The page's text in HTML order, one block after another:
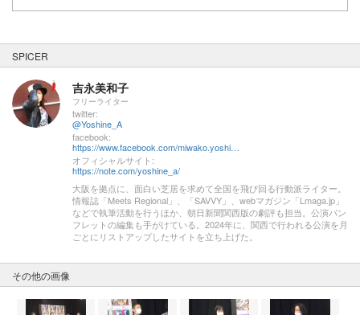
SPICER
吉永美和子
フリーライター
twitter:
@Yoshine_A
facebook:
https://www.facebook.com/miwako.yoshinaga1
オフィシャルサイト:
https://note.com/yoshine_a/
大阪を拠点に、面白い芝居を求めて全国を飛び回る行動派ライター。
情報誌「Meets Regional」、「SAVVY」、webマガジン「Lmaga.jp」
などで執筆活動を行うほか、朝日新聞関西版の劇評も担当。公演パン
フレットの編集も手がけている。2024年に、関西で行われる公演を月
ごとにリストアップしたサイトを立ち上げた。
その他の画像